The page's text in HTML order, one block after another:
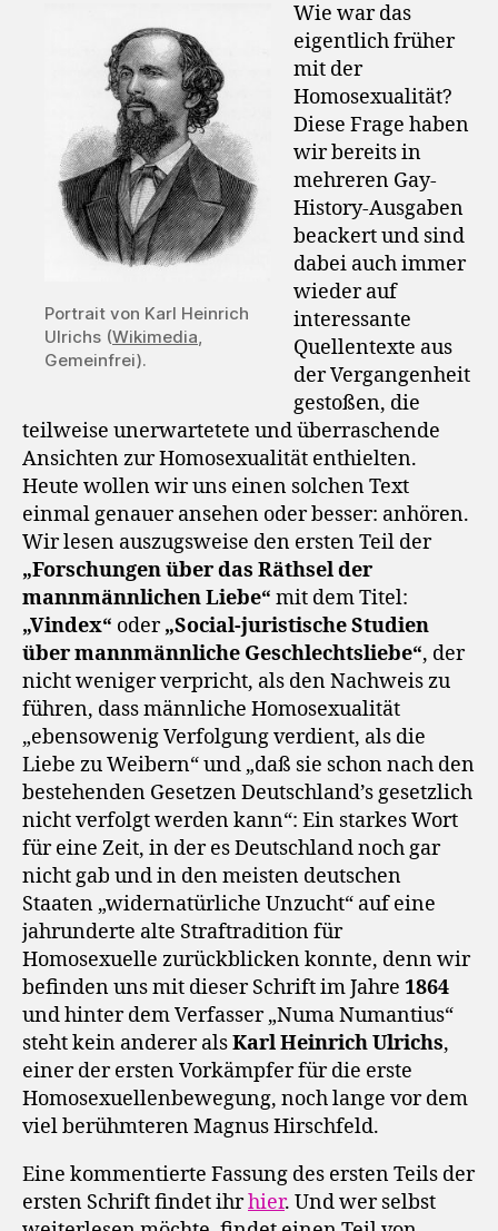
Portrait von Karl Heinrich
Ulrichs (Wikimedia,
Gemeinfrei).
Wie war das
eigentlich früher
mit der
Homosexualität?
Diese Frage haben
wir bereits in
mehreren Gay-
History-Ausgaben
beackert und sind
dabei auch immer
wieder auf
interessante
Quellentexte aus
der Vergangenheit
gestoßen, die
teilweise unerwartetete und überraschende
Ansichten zur Homosexualität enthielten.
Heute wollen wir uns einen solchen Text
einmal genauer ansehen oder besser: anhören.
Wir lesen auszugsweise den ersten Teil der
„Forschungen über das Räthsel der
mannmännlichen Liebe“ mit dem Titel:
„Vindex“ oder„Social-juristische Studien
über mannmännliche Geschlechtsliebe“, der
nicht weniger verpricht, als den Nachweis zu
führen, dass männliche Homosexualität
„ebensowenig Verfolgung verdient, als die
Liebe zu Weibern“ und „daß sie schon nach den
bestehenden Gesetzen Deutschland’s gesetzlich
nicht verfolgt werden kann“: Ein starkes Wort
für eine Zeit, in der es Deutschland noch gar
nicht gab und in den meisten deutschen
Staaten „widernatürliche Unzucht“ auf eine
jahrunderte alte Straftradition für
Homosexuelle zurückblicken konnte, denn wir
befinden uns mit dieser Schrift im Jahre 1864
und hinter dem Verfasser „Numa Numantius“
steht kein anderer alsKarl Heinrich Ulrichs,
einer der ersten Vorkämpfer für die erste
Homosexuellenbewegung, noch lange vor dem
viel berühmteren Magnus Hirschfeld.
Eine kommentierte Fassung des ersten Teils der
ersten Schrift findet ihrhier. Und wer selbst